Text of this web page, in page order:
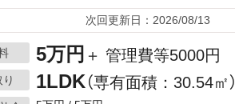
次回更新日：2026/08/13
5万円 ＋ 管理費等5000円
1LDK（専有面積：30.54㎡）